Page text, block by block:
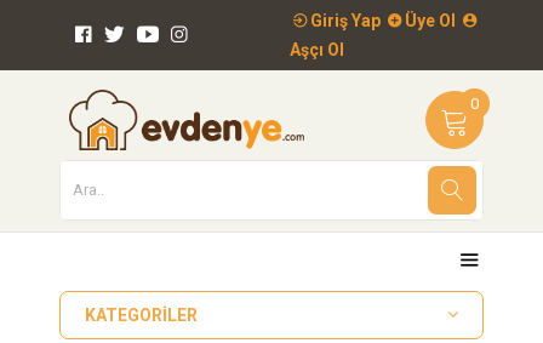
Giriş Yap
Üye Ol
Aşçı Ol
0
KATEGORILER